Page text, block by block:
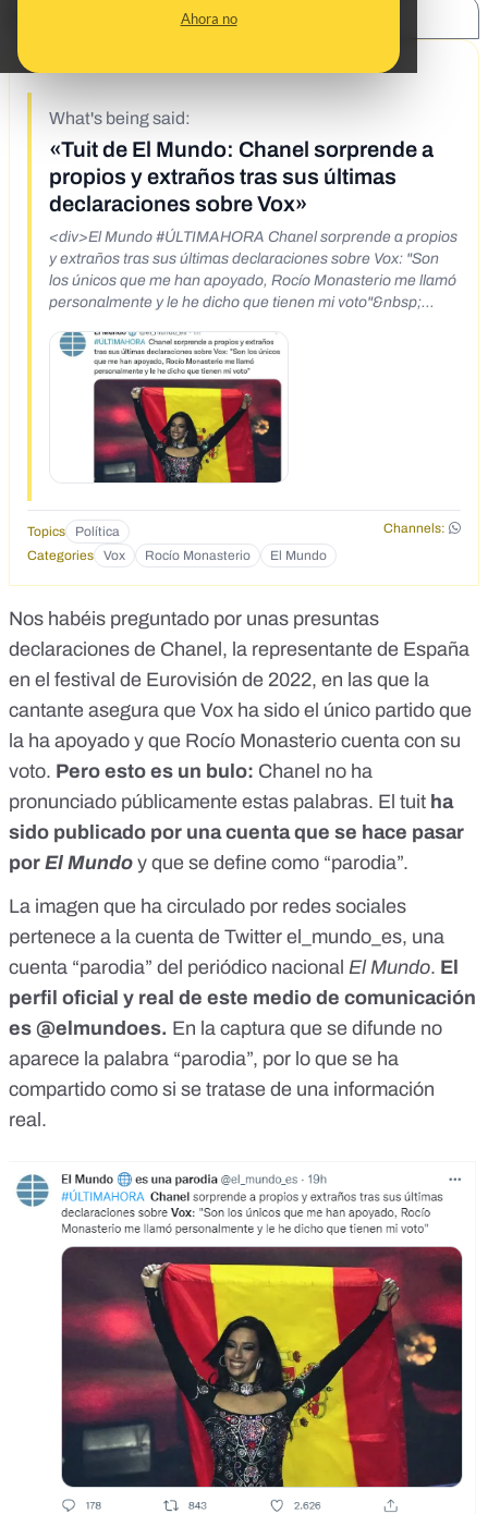
Ahora no
5/17/22
What's being said:
«Tuit de El Mundo: Chanel sorprende a
propios y extraños tras sus últimas
declaraciones sobre Vox»
<div>El Mundo #ÚLTIMAHORA Chanel sorprende a propios
y extraños tras sus últimas declaraciones sobre Vox: "Son
los únicos que me han apoyado, Rocío Monasterio me llamó
personalmente y le he dicho que tienen mi voto"&nbsp;
Topics Política
Channels:
Categories
Vox Rocío Monasterio El Mundo
Nos habéis preguntado por unas presuntas
declaraciones de Chanel, la representante de España
en el festival de Eurovisión de 2022, en las que la
cantante asegura que Vox ha sido el único partido que
la ha apoyado y que Rocío Monasterio cuenta con su
voto. Pero esto es un bulo: Chanel no ha
pronunciado públicamente estas palabras. El tuit ha
sido publicado por una cuenta que se hace pasar
por El Mundo y que se define como “parodia”.
La imagen que ha circulado por redes sociales
pertenece a la cuenta de Twitter el_mundo_es, una
cuenta “parodia” del periódico nacional El Mundo. El
perfil oficial y real de este medio de comunicación
es @elmundoes. En la captura que se difunde no
aparece la palabra “parodia”, por lo que se ha
compartido como si se tratase de una información
real.